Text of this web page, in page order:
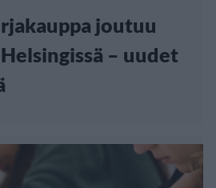
joutuu
– uudet